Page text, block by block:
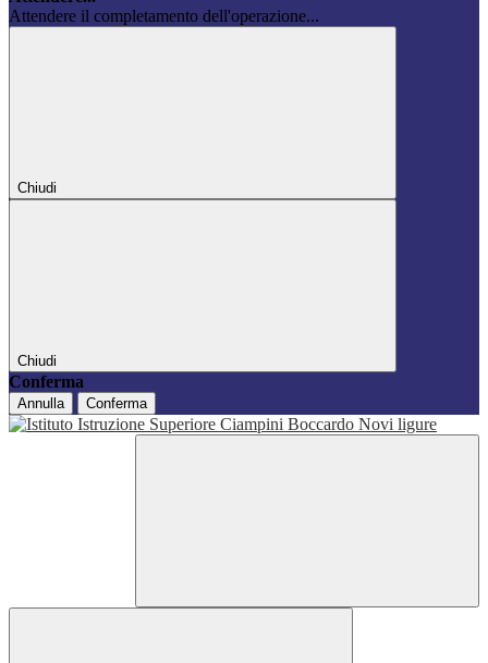
Attendere il completamento dell'operazione...
Chiudi
Chiudi
Conferma
Annulla Conferma